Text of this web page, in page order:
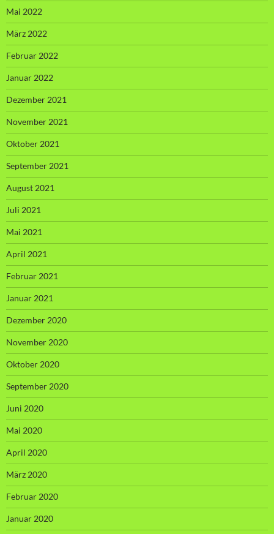
Mai 2022
März 2022
Februar 2022
Januar 2022
Dezember 2021
November 2021
Oktober 2021
September 2021
August 2021
Juli 2021
Mai 2021
April 2021
Februar 2021
Januar 2021
Dezember 2020
November 2020
Oktober 2020
September 2020
Juni 2020
Mai 2020
April 2020
März 2020
Februar 2020
Januar 2020